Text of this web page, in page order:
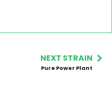
NEXT STRAIN
Pure Power Plant